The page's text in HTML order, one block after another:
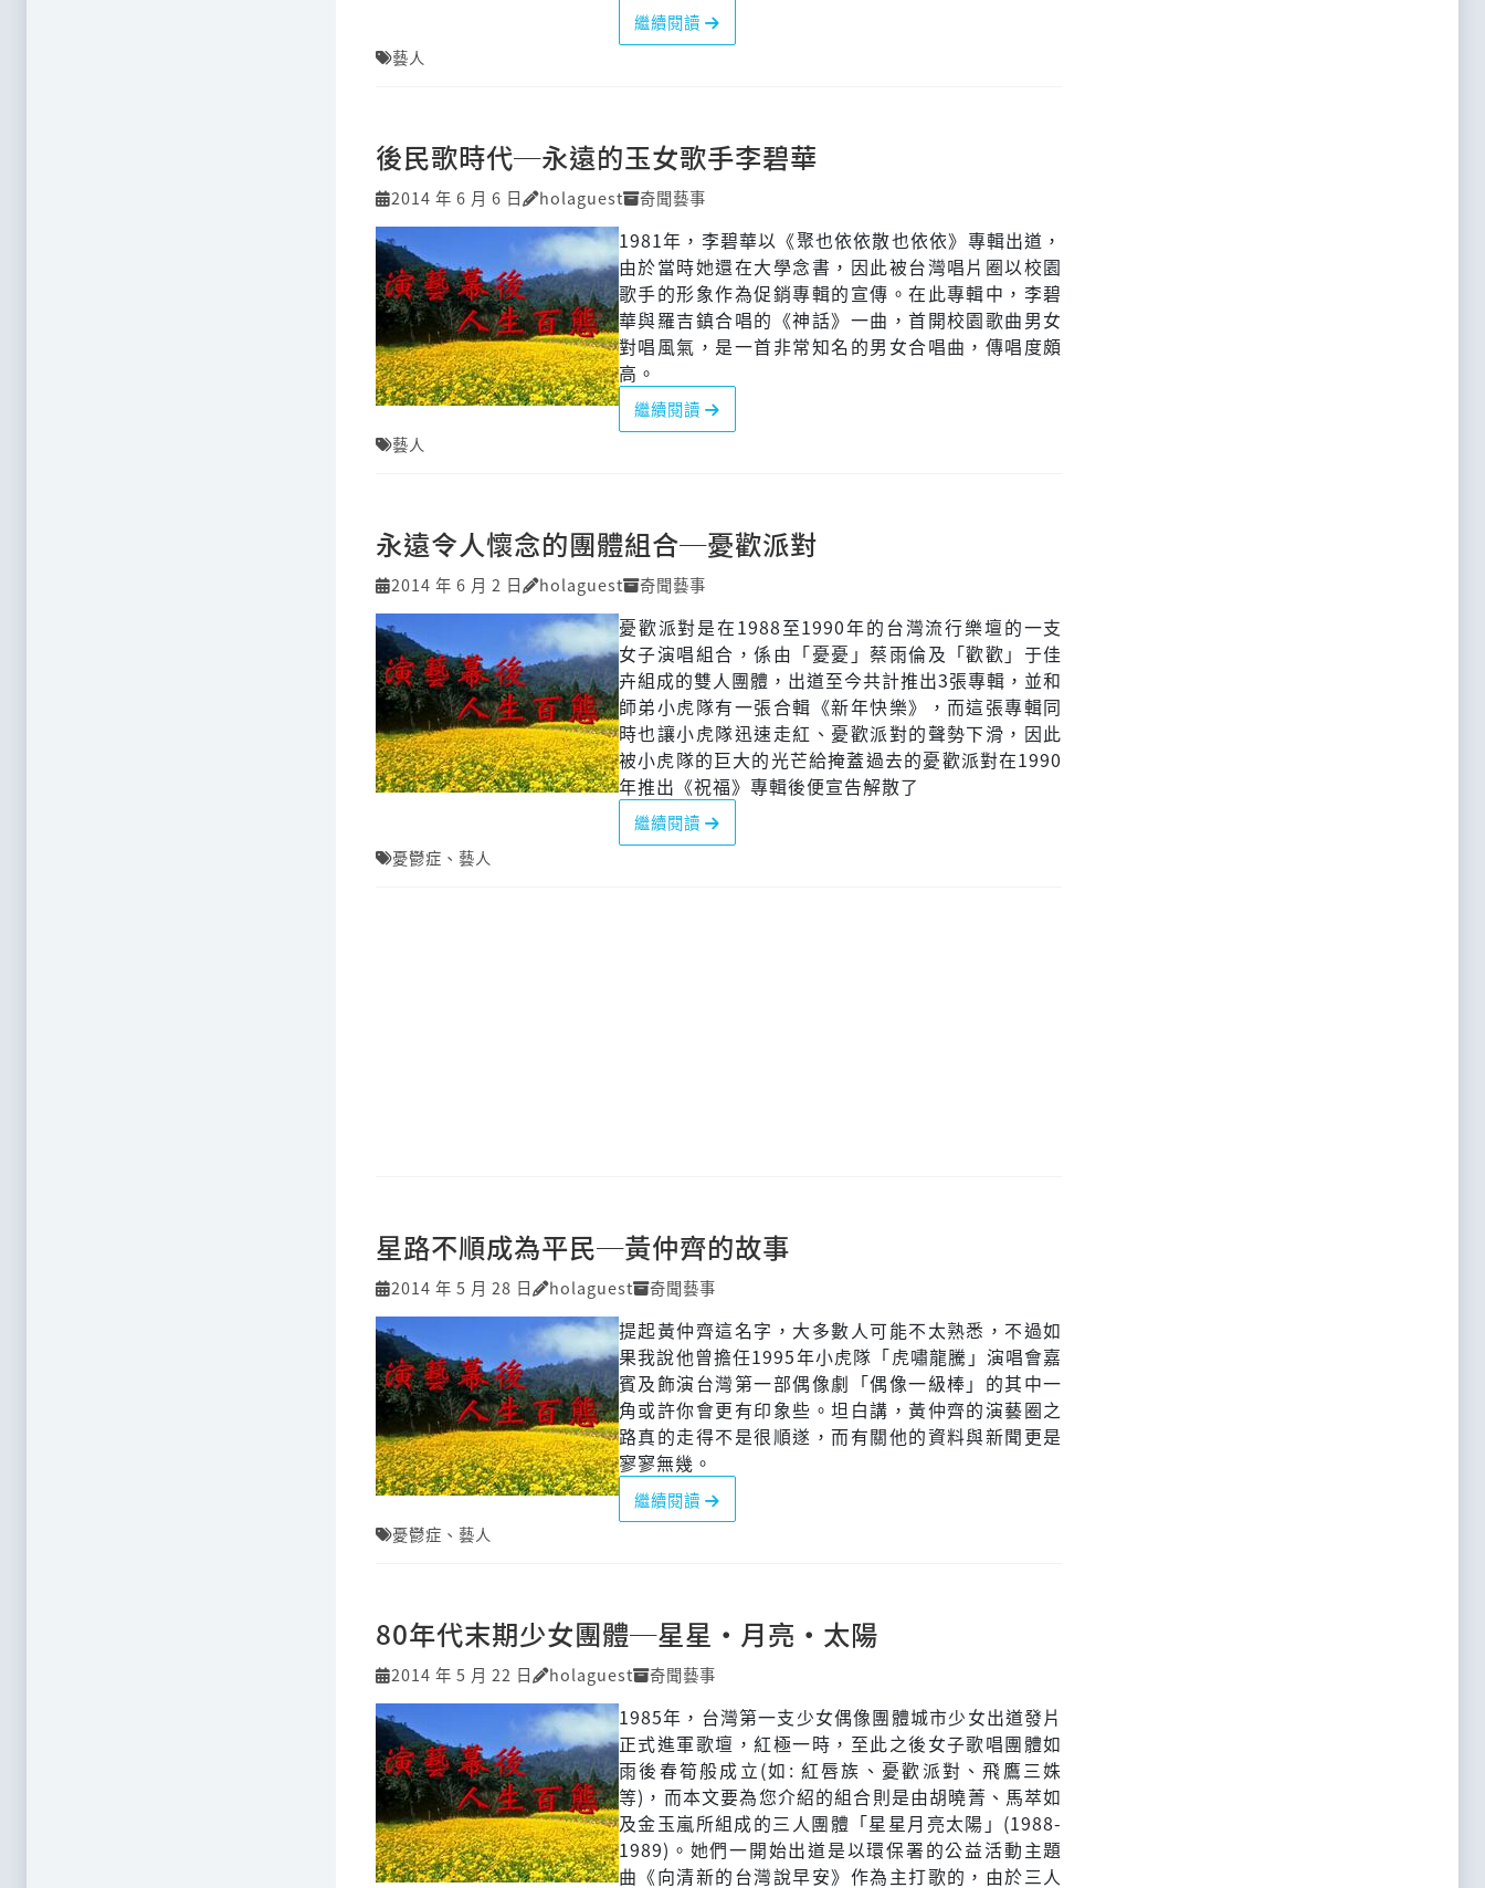
繼續閱讀
藝人
後民歌時代─永遠的玉女歌手李碧華
2014 年 6 月 6 日 holaguest 奇聞藝事
1981年，李碧華以《聚也依依散也依依》專輯出道，
由於當時她還在大學念書，因此被台灣唱片圈以校園
歌手的形象作為促銷專輯的宣傳。在此專輯中，李碧
華與羅吉鎮合唱的《神話》一曲，首開校園歌曲男女
對唱風氣，是一首非常知名的男女合唱曲，傳唱度頗
高。
繼續閱讀
藝人
永遠令人懷念的團體組合─憂歡派對
2014 年 6 月 2 日 holaguest 奇聞藝事
憂歡派對是在1988至1990年的台灣流行樂壇的一支
女子演唱組合，係由「憂憂」蔡雨倫及「歡歡」于佳
卉組成的雙人團體，出道至今共計推出3張專輯，並和
師弟小虎隊有一張合輯《新年快樂》，而這張專輯同
時也讓小虎隊迅速走紅、憂歡派對的聲勢下滑，因此
被小虎隊的巨大的光芒給掩蓋過去的憂歡派對在1990
年推出《祝福》專輯後便宣告解散了
繼續閱讀
憂鬱症 、 藝人
星路不順成為平民─黃仲齊的故事
2014 年 5 月 28 日 holaguest 奇聞藝事
提起黃仲齊這名字，大多數人可能不太熟悉，不過如
果我說他曾擔任1995年小虎隊「虎嘯龍騰」演唱會嘉
賓及飾演台灣第一部偶像劇「偶像一級棒」的其中一
角或許你會更有印象些。坦白講，黃仲齊的演藝圈之
路真的走得不是很順遂，而有關他的資料與新聞更是
寥寥無幾。
繼續閱讀
憂鬱症 、 藝人
80年代末期少女團體─星星‧月亮‧太陽
2014 年 5 月 22 日 holaguest 奇聞藝事
1985年，台灣第一支少女偶像團體城市少女出道發片
正式進軍歌壇，紅極一時，至此之後女子歌唱團體如
雨後春筍般成立(如: 紅唇族、憂歡派對、飛鷹三姝
等)，而本文要為您介紹的組合則是由胡曉菁、馬萃如
及金玉嵐所組成的三人團體「星星月亮太陽」(1988-
1989)。她們一開始出道是以環保署的公益活動主題
曲《向清新的台灣說早安》作為主打歌的，由於三人